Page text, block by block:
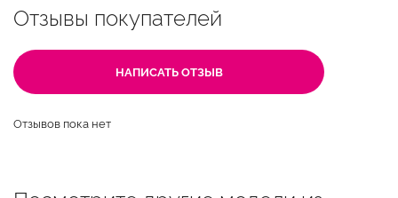
Отзывы покупателей
НАПИСАТЬ ОТЗЫВ
Отзывов пока нет